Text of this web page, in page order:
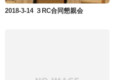
2018-3-14 ３RC合同懇親会